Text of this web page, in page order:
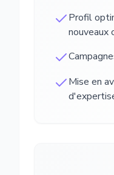
Profil
nouveaux
Mise en